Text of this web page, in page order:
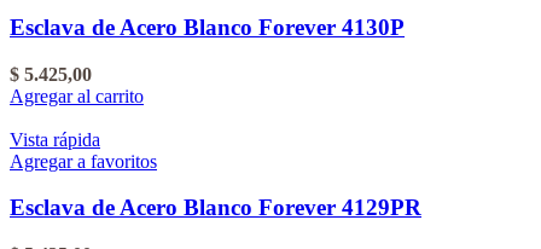
Esclava de Acero Blanco Forever 4130P
$ 5.425,00
Agregar al carrito
Vista rápida
Agregar a favoritos
Esclava de Acero Blanco Forever 4129PR